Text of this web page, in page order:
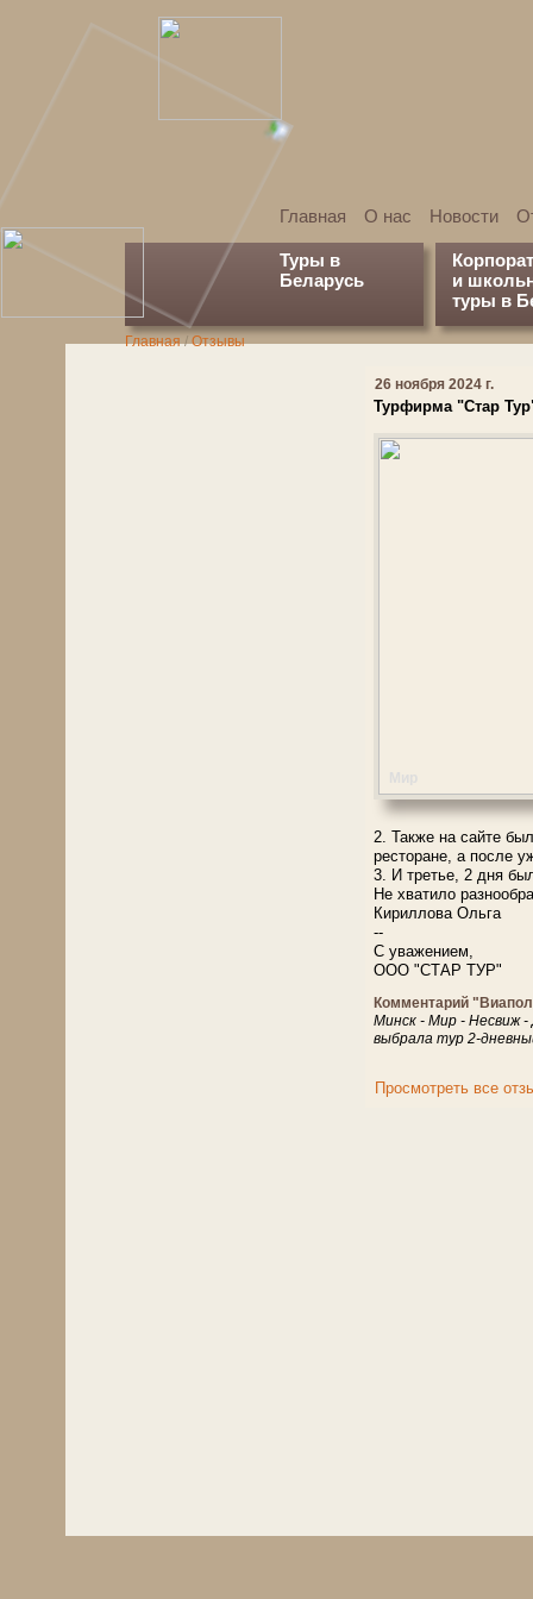
Главная О нас Новости
Туры в
Беларусь
и
туры в
Главная/Отзывы
26 ноября 2024 г.
Турфирма "Стар
2. Также на сайте
ресторане, а после
3. И третье, 2 дня
Не хватило
Кириллова Ольга
--
С уважением,
ООО "СТАР ТУР"
Комментарий
Минск - Мир - Несвиж
выбрала тур 2-
Просмотреть все